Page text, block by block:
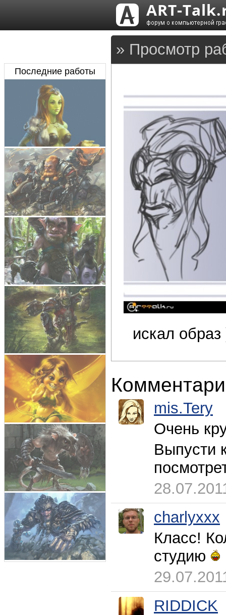
» Просмотр
искал
mis.Tery
Очень
Выпусти
charlyxxx
Класс!
студию
RIDDICK
Последние работы